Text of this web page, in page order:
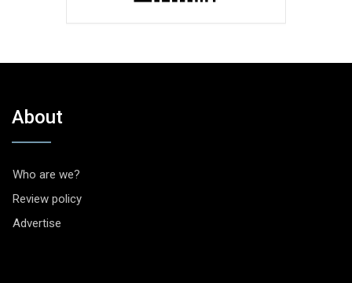
About
Who are we?
Review policy
Advertise